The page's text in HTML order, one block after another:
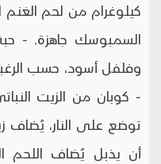
كيلوغرام من لحم
السمبوسك جاهزة. -
توضع على النار، يُضاف
أن يذبل يُضاف اللحم